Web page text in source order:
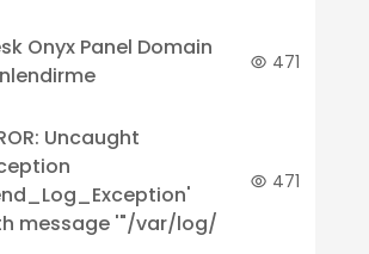
Onyx Panel Domain
471
Uncaught
message '"/var/log/
471